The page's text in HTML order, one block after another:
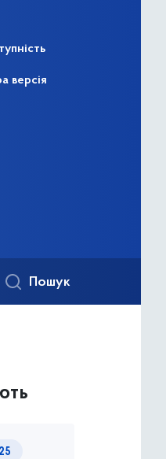
версія
Пошук